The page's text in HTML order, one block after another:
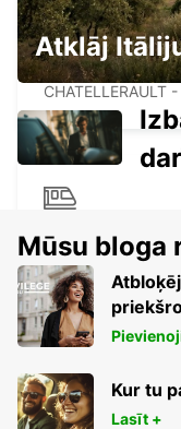
CHATELLERAULT
CHATELLERAULT
CHAUVIGNY
CHAUVIGNY -
Atklāj
Mūsu bloga
Kur tu
Lasīt +